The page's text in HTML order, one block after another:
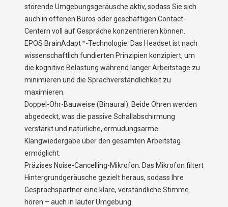
störende Umgebungsgeräusche aktiv, sodass Sie sich
auch in offenen Büros oder geschäftigen Contact-
Centern voll auf Gespräche konzentrieren können.
EPOS BrainAdapt™-Technologie: Das Headset ist nach
wissenschaftlich fundierten Prinzipien konzipiert, um
die kognitive Belastung während langer Arbeitstage zu
minimieren und die Sprachverständlichkeit zu
maximieren.
Doppel-Ohr-Bauweise (Binaural): Beide Ohren werden
abgedeckt, was die passive Schallabschirmung
verstärkt und natürliche, ermüdungsarme
Klangwiedergabe über den gesamten Arbeitstag
ermöglicht.
Präzises Noise-Cancelling-Mikrofon: Das Mikrofon filtert
Hintergrundgeräusche gezielt heraus, sodass Ihre
Gesprächspartner eine klare, verständliche Stimme
hören – auch in lauter Umgebung.